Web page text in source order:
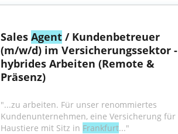
Sales Agent / Kundenbetreuer
(m/w/d) im Versicherungssektor -
hybrides Arbeiten (Remote &
Präsenz)
"...zu arbeiten. Für unser renommiertes
Kundenunternehmen, eine Versicherung für
Haustiere mit Sitz in Frankfurt..."